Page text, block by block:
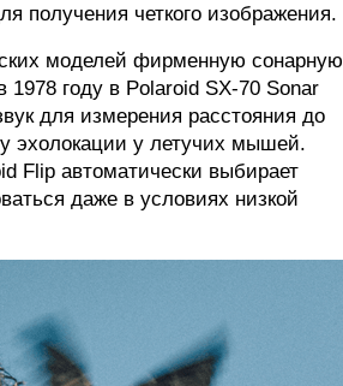
получения четкого изображения.
моделей фирменную сонарную
году в Polaroid SX-70 Sonar
для измерения расстояния до
эхолокации у летучих мышей.
Flip автоматически выбирает
даже в условиях низкой